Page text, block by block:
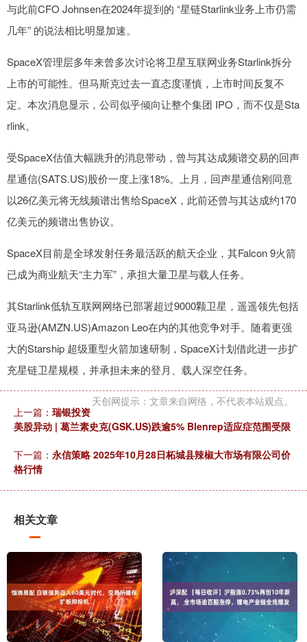
与此前CFO Johnsen在2024年提到的 “星链Starlink业务上市仍需
几年” 的说法相比明显加速。
SpaceX管理层多年来曾多次讨论将卫星互联网业务Starlink拆分
上市的可能性。但马斯克过去一直态度谨慎，上市时间反复不
定。本次消息显示，公司似乎倾向让整个集团 IPO，而不仅是Sta
rlink。
受SpaceX估值大幅跳升的消息带动，曾与其达成频谱交易的回声
星通信(SATS.US)股价一度上涨18%。上月，回声星通信刚同意
以26亿美元将无线频谱出售给SpaceX，此前还曾与其达成约170
亿美元的频谱出售协议。
SpaceX目前是全球发射任务最活跃的航天企业，其Falcon 9火箭
已成为商业航天“主力军”，承担大量卫星与载人任务。
其Starlink低轨互联网网络已部署超过9000颗卫星，遥遥领先包括
亚马逊(AMZN.US)Amazon Leo在内的其他竞争对手。随着更强
大的Starship 超级重型火箭加速研制，SpaceX计划借此进一步扩
充星链卫星规模，并承担未来的登月、载人深空任务。
天创网提示：文章来自网络，不代表本站观点。
上一篇： 瑞银投资
美股异动 | 葛兰素史克(GSK.US)跌逾5% Blenrep适应症范围受限
下一篇： 永信策略 2025年10月28日柘城县辣椒大市场有限公司价
格行情
相关文章